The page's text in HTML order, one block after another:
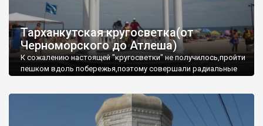
Тарханкутская кругосветка(от
Черноморского до Атлеша)
К сожалению настоящей "кругосветки" не получилось,пройти
пешком вдоль побережья,поэтому совершали радиальные